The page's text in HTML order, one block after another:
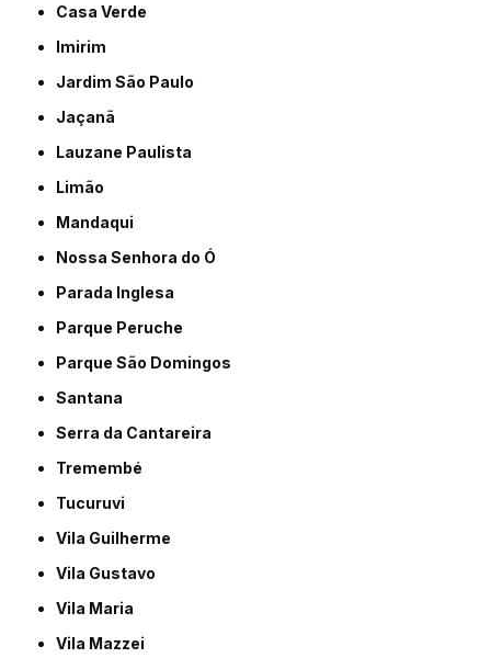
Casa Verde
Imirim
Jardim São Paulo
Jaçanã
Lauzane Paulista
Limão
Mandaqui
Nossa Senhora do Ó
Parada Inglesa
Parque Peruche
Parque São Domingos
Santana
Serra da Cantareira
Tremembé
Tucuruvi
Vila Guilherme
Vila Gustavo
Vila Maria
Vila Mazzei